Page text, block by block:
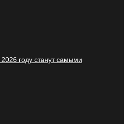
году станут самыми